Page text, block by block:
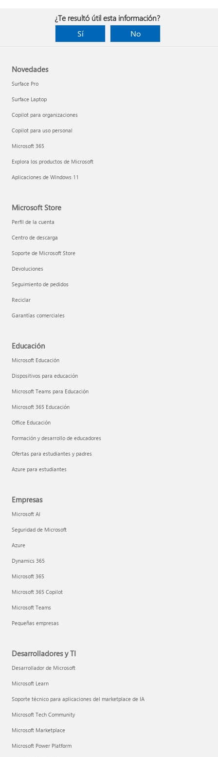
¿Te resultó útil esta información?
Sí
No
Novedades
Surface Pro
Surface Laptop
Copilot para organizaciones
Copilot para uso personal
Microsoft 365
Explora los productos de Microsoft
Aplicaciones de Windows 11
Microsoft Store
Perfil de la cuenta
Centro de descarga
Soporte de Microsoft Store
Devoluciones
Seguimiento de pedidos
Reciclar
Garantías comerciales
Educación
Microsoft Educación
Dispositivos para educación
Microsoft Teams para Educación
Microsoft 365 Educación
Office Educación
Formación y desarrollo de educadores
Ofertas para estudiantes y padres
Azure para estudiantes
Empresas
Microsoft AI
Seguridad de Microsoft
Azure
Dynamics 365
Microsoft 365
Microsoft 365 Copilot
Microsoft Teams
Pequeñas empresas
Desarrolladores y TI
Desarrollador de Microsoft
Microsoft Learn
Soporte técnico para aplicaciones del marketplace de IA
Microsoft Tech Community
Microsoft Marketplace
Microsoft Power Platform